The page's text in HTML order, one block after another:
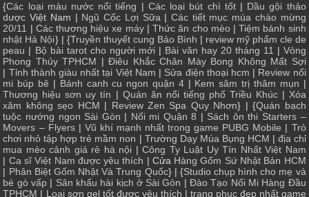
{Các loại màu nước nổi tiếng | Các loại bút chì tốt| Dầu gội thảo
dược Việt Nam | Ngũ Cốc Lợi Sữa| Các tiết mục múa chào mừng
20/11 | Các thương hiệu xe máy|Thức ăn cho mèo|Tiệm bánh sinh
nhật Hà Nội} | {Truyền thuyết cung Bảo Bình | review mỹ phẩm cle de
peau | Bộ bài tarot cho người mới| Bài văn hay 20 tháng 11 | Vòng
Phong Thủy TPHCM |Điêu Khắc Chân Mày Bong Không Mất Sợi
| Tỉnh thành giàu nhất tại Việt Nam | Sửa điện thoại hcm | Review nối
mi búp bê | Bánh canh cu ngon quận 4| Kem sâm trị thâm mụn |
Thương hiệu sơn uy tín | Quán ăn nổi tiếng phố Triều Khúc| Xóa
xăm không sẹo HCM | Review Zen Spa Quy Nhơn} | {Quán bạch
tuộc nướng ngon Sài Gòn | Nối mi Quận 8 | Sách ôn thi Starters –
Movers – Flyers| Vũ khí mạnh nhất trong game PUBG Mobile | Trò
chơi nhỏ tập hợp trẻ mầm non | Trường Dạy Múa Bụng HCM | địa chỉ
mua mèo cảnh giá rẻ hà nội |Công Ty Luật Uy Tín Nhất Việt Nam
| Ca sĩ Việt Nam được yêu thích | Cửa Hàng Gốm Sứ Nhật Bản HCM
| Phân Biệt Gốm Nhật Và Trung Quốc} | {Studio chụp hình cho mẹ và
bé gò vấp | Sân khấu hài kịch ở Sài Gòn |Đào Tạo Nối Mi Hàng Đầu
TPHCM | Loại sơn gel tốt được yêu thích | trang phục đẹp nhất game